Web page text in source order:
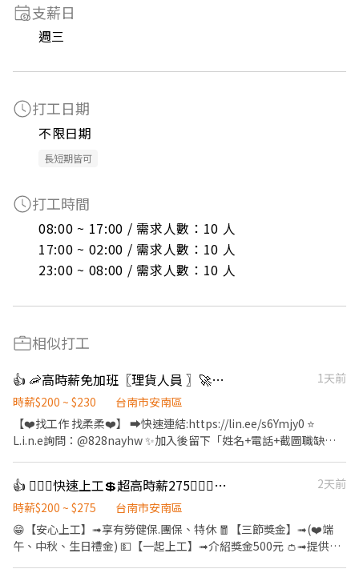
支薪日
週三
打工日期
不限日期
長短期皆可
打工時間
08:00 ~ 17:00 / 需求人數：10 人
17:00 ~ 02:00 / 需求人數：10 人
23:00 ~ 08:00 / 需求人數：10 人
相似打工
👍 🦐高時薪免加班〖理貨人員 〗🚀無經驗可🌼可隔日領【Z】
1天前
時薪$200 ~ $230
台南市安南區
【❤️找工作 找柔柔❤️】 ➡️快速連結:https://lin.ee/s6Ymjy0 ⭐️
L.i.n.e詢問：@828nayhw ✨加入後留下「姓名+電話+截圖職缺
不定時檔期津貼 ➪薪資可週預支/隔日領 ➪ 堆高機手津貼
—————————————————— 《 工作地點》 台南市安南區新吉
一路 —————————————————— 《 工作時間&薪資》 ❤️排休
制 ❤️固定班 ➡️ 早7：07:00-16:00 ⭐時薪 $200 檔期津貼$10 ➡️ 晚
4：16:00-01:00 ⭐時薪 $215 檔期津貼$30 ➡️ 夜十：22:00-07:00⭐
👍 🙆🏻‍♀️快速上工💲超高時薪275🙋🏻‍♀️學生、上班族💵 可隔日領🔥長期包裹整理
2天前
時薪$200 ~ $275
台南市安南區
😁【安心上工】➟享有勞健保.團保、特休 🧧【三節獎金】➟(❤️端
午、中秋、生日禮金) 💵【一起上工】➟介紹獎金500元 👛➟提供預